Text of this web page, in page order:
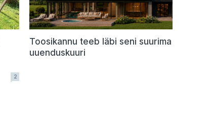
2
Toosikannu teeb läbi seni suurima
uuenduskuuri